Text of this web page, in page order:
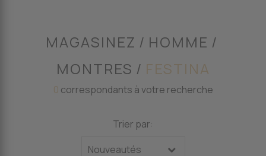
MAGASINEZ
HOMME
MONTRES
FESTINA
0 correspondants à votre recherche
Trier par: